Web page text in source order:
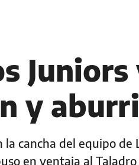
y
cancha del equipo de
en ventaja al